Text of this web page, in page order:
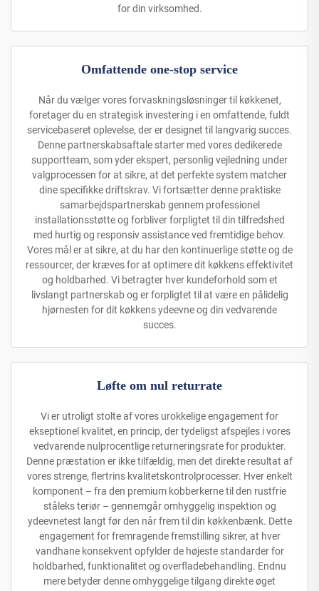
for din virksomhed.
Omfattende one-stop service
Når du vælger vores forvaskningsløsninger til køkkenet,
foretager du en strategisk investering i en omfattende, fuldt
servicebaseret oplevelse, der er designet til langvarig succes.
Denne partnerskabsaftale starter med vores dedikerede
supportteam, som yder ekspert, personlig vejledning under
valgprocessen for at sikre, at det perfekte system matcher
dine specifikke driftskrav. Vi fortsætter denne praktiske
samarbejdspartnerskab gennem professionel
installationsstøtte og forbliver forpligtet til din tilfredshed
med hurtig og responsiv assistance ved fremtidige behov.
Vores mål er at sikre, at du har den kontinuerlige støtte og de
ressourcer, der kræves for at optimere dit køkkens effektivitet
og holdbarhed. Vi betragter hver kundeforhold som et
livslangt partnerskab og er forpligtet til at være en pålidelig
hjørnesten for dit køkkens ydeevne og din vedvarende
succes.
Løfte om nul returrate
Vi er utroligt stolte af vores urokkelige engagement for
ekseptionel kvalitet, en princip, der tydeligst afspejles i vores
vedvarende nulprocentlige returneringsrate for produkter.
Denne præstation er ikke tilfældig, men det direkte resultat af
vores strenge, flertrins kvalitetskontrolprocesser. Hver enkelt
komponent – fra den premium kobberkerne til den rustfrie
ståleks teriør – gennemgår omhyggelig inspektion og
ydeevnetest langt før den når frem til din køkkenbænk. Dette
engagement for fremragende fremstilling sikrer, at hver
vandhane konsekvent opfylder de højeste standarder for
holdbarhed, funktionalitet og overfladebehandling. Endnu
mere betyder denne omhyggelige tilgang direkte øget